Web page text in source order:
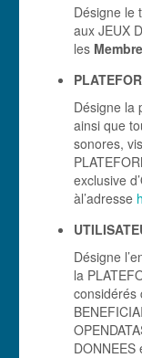
Désigne le
aux JEUX
les
Désigne la
ainsi que
sonores,
exclusive
àl’adresse
Désigne
la
considérés
DONNEES